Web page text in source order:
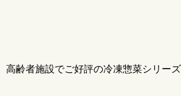
株式会社ノムラフーズ
高齢者施設でご好評の冷凍惣菜シリーズ